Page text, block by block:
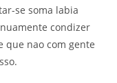
se soma labia
condizer
que nao com gente